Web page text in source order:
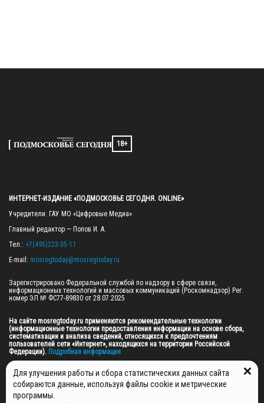
18+
ИНТЕРНЕТ-ИЗДАНИЕ «ПОДМОСКОВЬЕ СЕГОДНЯ. ONLINE»
Учредители: ГАУ МО «Цифровые Медиа»
Главный редактор — Попов И. А.
Тел.: +7(495)223-35-11
E-mail: mosregtoday@mosregtoday.ru
Зарегистрировано Федеральной службой по надзору в сфере связи,
информационных технологий и массовых коммуникаций (Роскомнадзор) Рег.
номер ЭЛ № ФС77-89830 от 28.07.2025
На сайте mosregtoday.ru применяются рекомендательные технологии
(информационные технологии предоставления информации на основе сбора,
систематизации и анализа сведений, относящихся к предпочтениям
пользователей сети «Интернет», находящихся на территории Российской
Федерации). Подробная информация
© 2026 ПРАВА НА ВСЕ МАТЕРИАЛЫ САЙТА ПРИНАДЛЕЖАТ ГАУ МО "ЦИФРОВЫЕ
МЕДИА" (ОГРН: 1255000059467).
Для улучшения работы и сбора статистических данных сайта
собираются данные, используя файлы cookie и метрические
программы.